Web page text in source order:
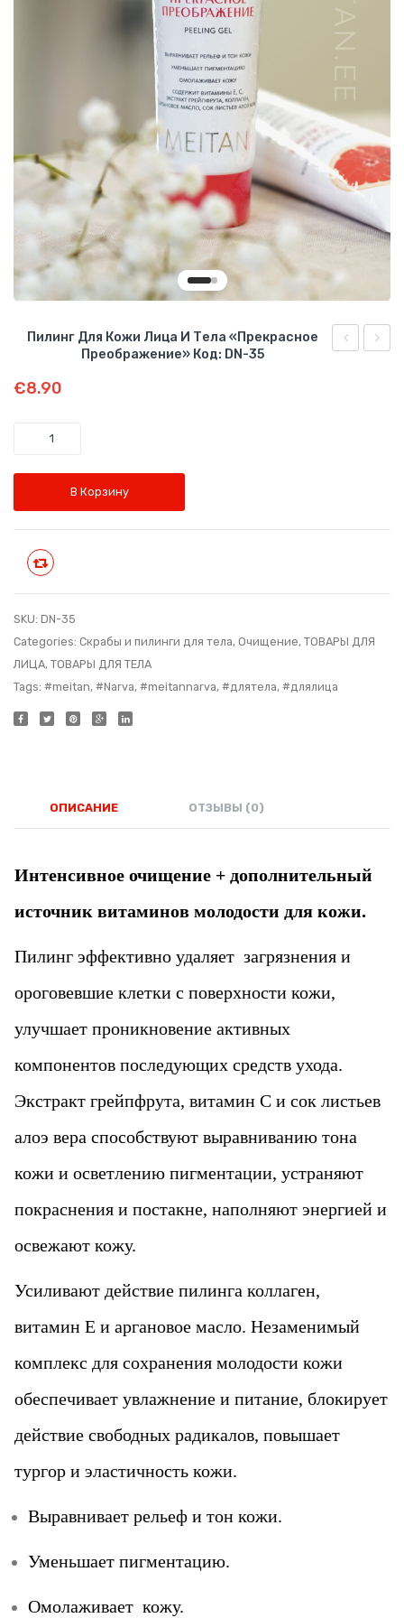
БИЗНЕС ВОЗМОЖНОСТИ
Пилинг Для Кожи Лица И Тела «Прекрасное
Преображение» Код: DN-35
€8.90
Количество
В Корзину
SKU: DN-35
Categories: Скрабы и пилинги для тела, Очищение, ТОВАРЫ ДЛЯ
ЛИЦА, ТОВАРЫ ДЛЯ ТЕЛА
Tags: #meitan, #Narva, #meitannarva, #длятела, #длялица
ОПИСАНИЕ ОТЗЫВЫ (0)
Интенсивное очищение + дополнительный
источник витаминов молодости для кожи.
Пилинг эффективно удаляет загрязнения и
ороговевшие клетки с поверхности кожи,
улучшает проникновение активных
компонентов последующих средств ухода.
Экстракт грейпфрута, витамин С и сок листьев
алоэ вера способствуют выравниванию тона
кожи и осветлению пигментации, устраняют
покраснения и постакне, наполняют энергией и
освежают кожу.
Усиливают действие пилинга коллаген,
витамин Е и аргановое масло. Незаменимый
комплекс для сохранения молодости кожи
обеспечивает увлажнение и питание, блокирует
действие свободных радикалов, повышает
тургор и эластичность кожи.
Выравнивает рельеф и тон кожи.
Уменьшает пигментацию.
Омолаживает кожу.